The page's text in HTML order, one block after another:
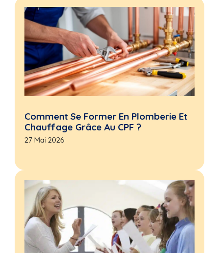
Comment Se Former En Plomberie Et
Chauffage Grâce Au CPF ?
27 Mai 2026